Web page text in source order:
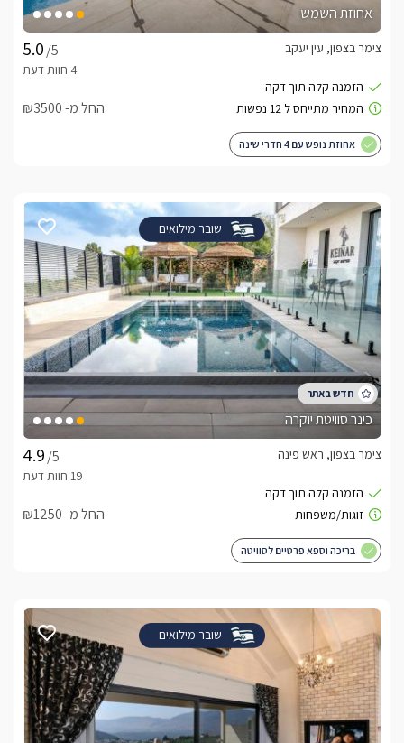
אחוזת השמש
/5
צימר בצפון, עין יעקב
החל מ- ₪3500
אחוזת נופש עם 4 חדרי שינה
שובר מילואים
כינר סוויטת יוקרה
/5
צימר בצפון, ראש פינה
החל מ- ₪1250
בריכה וספא פרטיים לסוויטה
שובר מילואים